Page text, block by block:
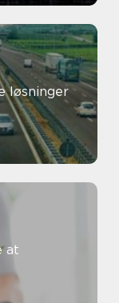
løsninger
at